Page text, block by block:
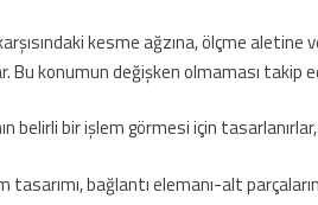
kesme ağzına, ölçme
konumun değişken olmaması takip
belirli bir işlem görmesi için
bağlantı elemanı-alt